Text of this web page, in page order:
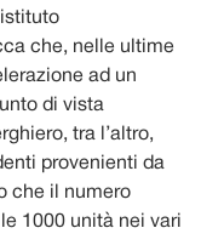
che, nelle ultime
ad un
di vista
tra l’altro,
provenienti da
che il numero
1000 unità nei vari